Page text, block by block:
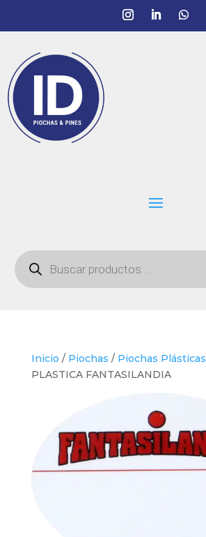
Búsqueda
de
productos
Inicio / Piochas / Piochas Plásticas
PLASTICA FANTASILANDIA